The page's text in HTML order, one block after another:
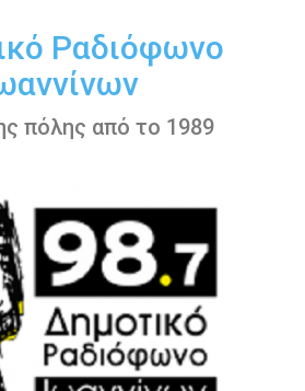
Ραδιόφωνο
πόλης από το 1989